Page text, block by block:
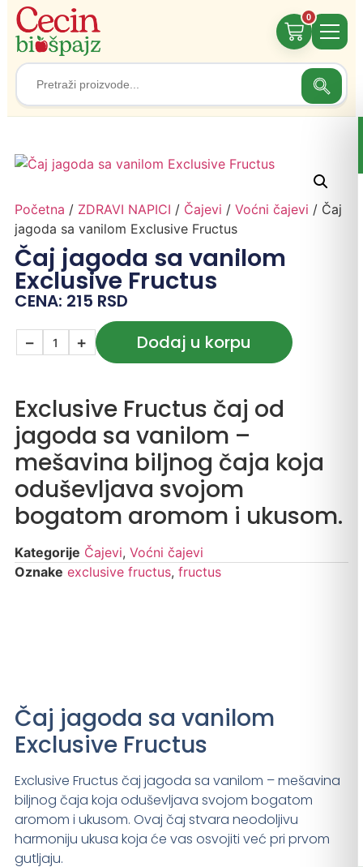
Search
for:
0
Početna / ZDRAVI NAPICI / Čajevi / Voćni čajevi / Čaj
jagoda sa vanilom Exclusive Fructus
Čaj jagoda sa vanilom
Exclusive Fructus
CENA: 215 RSD
− + Dodaj u korpu
Exclusive Fructus čaj od
jagoda sa vanilom –
mešavina biljnog čaja koja
oduševljava svojom
bogatom aromom i ukusom.
Kategorije Čajevi, Voćni čajevi
Oznake exclusive fructus, fructus
Čaj jagoda sa vanilom
Exclusive Fructus
Exclusive Fructus čaj jagoda sa vanilom – mešavina
biljnog čaja koja oduševljava svojom bogatom
aromom i ukusom. Ovaj čaj stvara neodoljivu
harmoniju ukusa koja će vas osvojiti već pri prvom
gutljaju.